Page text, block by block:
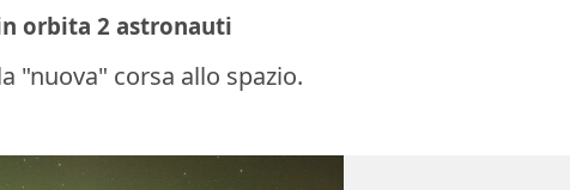
orbita 2 astronauti
"nuova" corsa allo spazio.